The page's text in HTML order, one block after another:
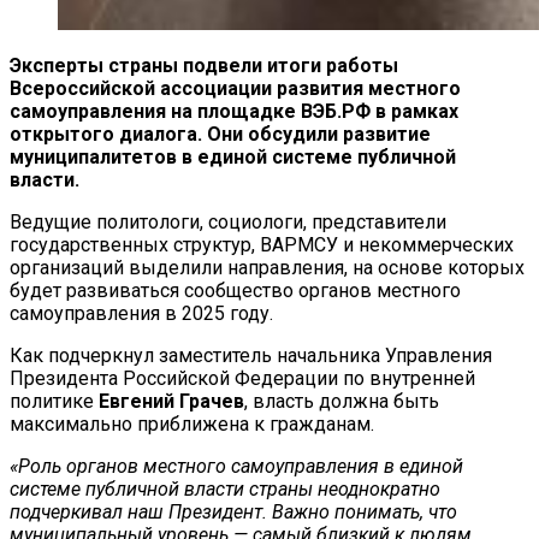
Эксперты страны подвели итоги работы
Всероссийской ассоциации развития местного
самоуправления на площадке ВЭБ.РФ в рамках
открытого диалога. Они обсудили развитие
муниципалитетов в единой системе публичной
власти.
Ведущие политологи, социологи, представители
государственных структур, ВАРМСУ и некоммерческих
организаций выделили направления, на основе которых
будет развиваться сообщество органов местного
самоуправления в 2025 году.
Как подчеркнул заместитель начальника Управления
Президента Российской Федерации по внутренней
политике Евгений Грачев, власть должна быть
максимально приближена к гражданам.
«Роль органов местного самоуправления в единой
системе публичной власти страны неоднократно
подчеркивал наш Президент. Важно понимать, что